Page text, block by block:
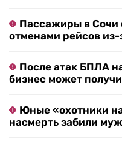
Пассажиры в Сочи
отменами рейсов
После атак БПЛА
бизнес может
Юные «охотники
насмерть забили